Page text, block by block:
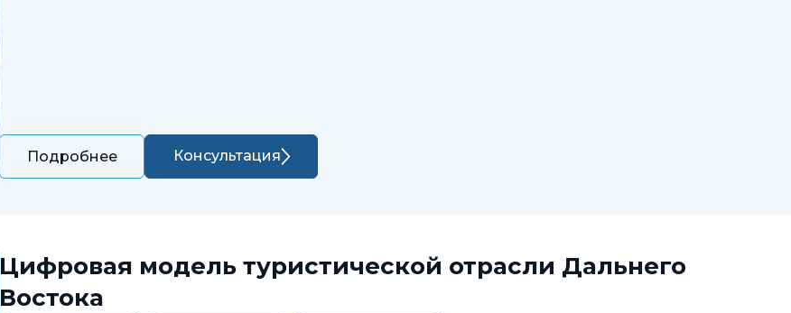
Подробнее Консультация
Цифровая модель туристической отрасли Дальнего
Востока